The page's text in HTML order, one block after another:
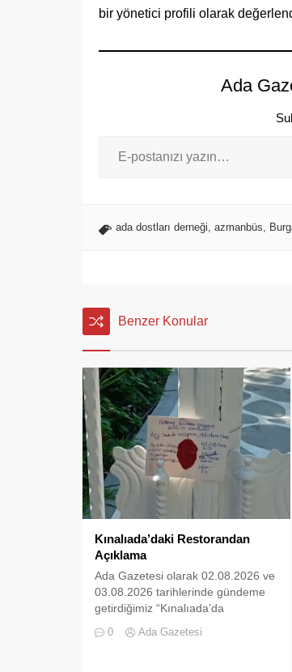
bir yönetici profili olarak
Ada
ada dostları derneği azmanbüs
Benzer Konular
Kınalıada’daki Restorandan
Açıklama
Ada Gazetesi olarak 02.08.2026 ve
03.08.2026 tarihlerinde gündeme
getirdiğimiz “Kınalıada’da
Mühürlendi” ve “Kınalıada Mührü
0 Ada Gazetesi